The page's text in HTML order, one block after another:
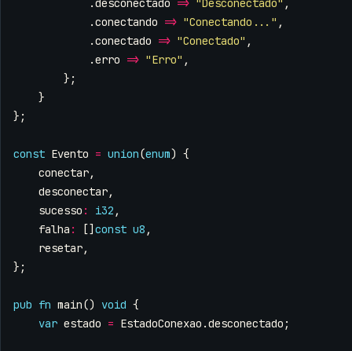
.desconectado => "Desconectado" ,
.conectando => "Conectando..." ,
.conectado => "Conectado" ,
.erro => "Erro" ,
};
}
};
const Evento = union(enum) {
conectar,
desconectar,
sucesso : i32 ,
falha : [] const u8 ,
resetar,
};
pub fn main() void {
var estado = EstadoConexao .desconectado ;